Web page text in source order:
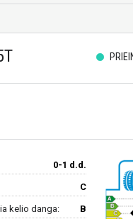
0-1 d.d.
C
kelio danga: B